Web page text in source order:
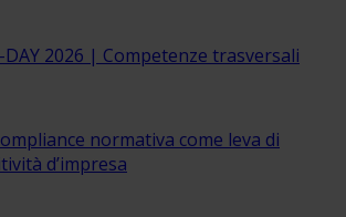
DAY 2026 | Competenze trasversali
normativa come leva di
d’impresa